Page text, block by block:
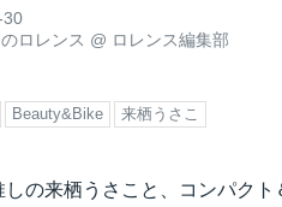
30
ロレンス @ ロレンス編集部
Beauty&Bike 来栖うさこ
の来栖うさこと、コンパク